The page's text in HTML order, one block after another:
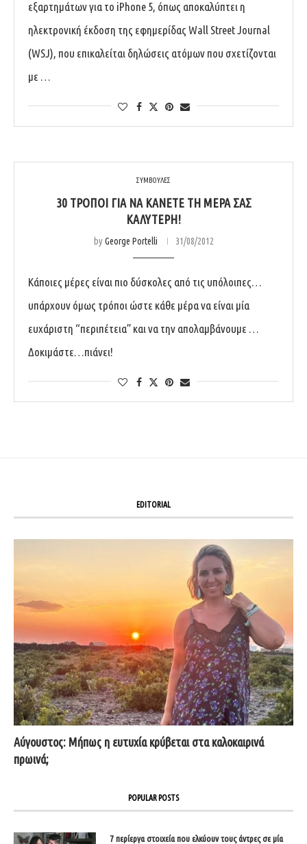
εξαρτημάτων για το iPhone 5, όπως αποκαλύπτει η
ηλεκτρονική έκδοση της εφημερίδας Wall Street Journal
(WSJ), που επικαλείται δηλώσεις ατόμων που σχετίζονται
με …
ΣΥΜΒΟΥΛΕΣ
30 ΤΡΌΠΟΙ ΓΙΑ ΝΑ ΚΆΝΕΤΕ ΤΗ ΜΈΡΑ ΣΑΣ
ΚΑΛΎΤΕΡΗ!
byGeorge Portelli 31/08/2012
Κάποιες μέρες είναι πιο δύσκολες από τις υπόλοιπες…
υπάρχουν όμως τρόποι ώστε κάθε μέρα να είναι μία
ευχάριστη “περιπέτεια” και να την απολαμβάνουμε …
Δοκιμάστε…πιάνει!
EDITORIAL
Αύγουστος: Μήπως η ευτυχία κρύβεται στα καλοκαιρινά
πρωινά;
POPULAR POSTS
7 περίεργα στοιχεία που ελκύουν τους άντρες σε μία